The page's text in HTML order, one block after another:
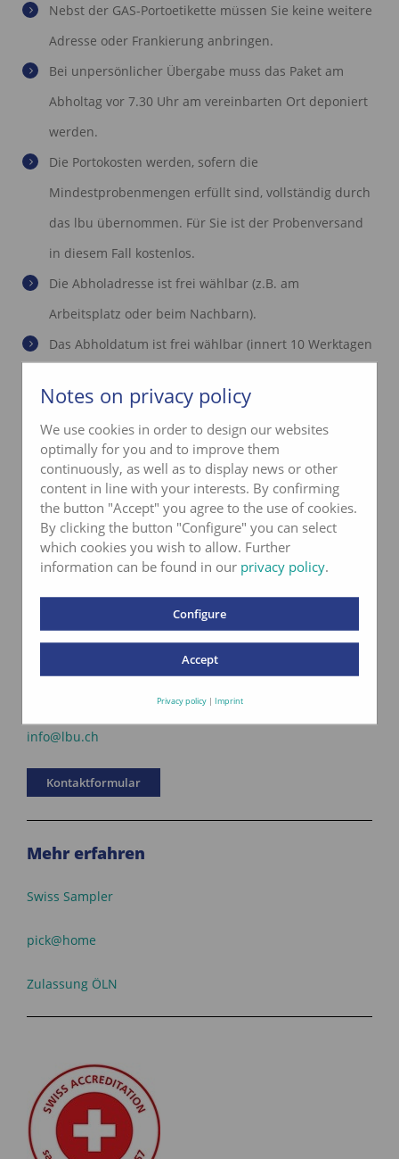
Nebst der GAS-Portoetikette müssen Sie keine weitere
Adresse oder Frankierung anbringen.
Bei unpersönlicher Übergabe muss das Paket am
Abholtag vor 7.30 Uhr am vereinbarten Ort deponiert
werden.
Die Portokosten werden, sofern die
Mindestprobenmengen erfüllt sind, vollständig durch
das lbu übernommen. Für Sie ist der Probenversand
in diesem Fall kostenlos.
Die Abholadresse ist frei wählbar (z.B. am
Arbeitsplatz oder beim Nachbarn).
Das Abholdatum ist frei wählbar (innert 10 Werktagen
Bei Paketsendungen, welche die
Mindestprobenmengen unterschreiten, werden die
Portokosten verrechnet.
pick@home ist ein Dienst von Login Post.
Kontakt lbu
info@lbu.ch
Kontaktformular
Mehr erfahren
Swiss Sampler
pick@home
Zulassung ÖLN
Notes on privacy policy
We use cookies in order to design our websites
optimally for you and to improve them
continuously, as well as to display news or other
content in line with your interests. By confirming
the button "Accept" you agree to the use of cookies.
By clicking the button "Configure" you can select
which cookies you wish to allow. Further
information can be found in our privacy policy.
Configure
Accept
Privacy policy| Imprint